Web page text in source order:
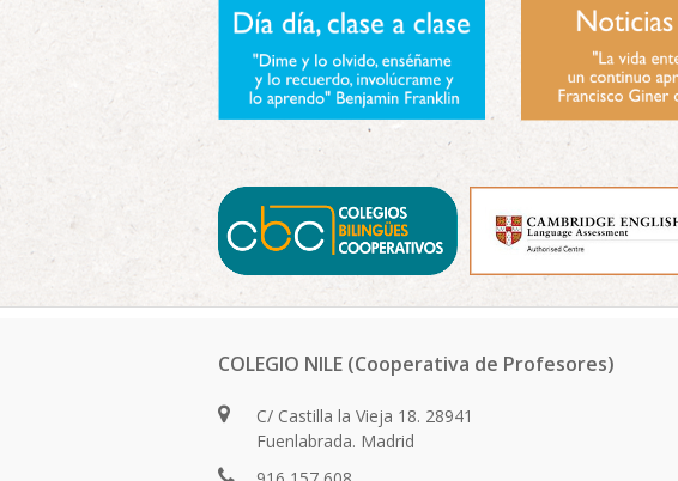
COLEGIO NILE (Cooperativa de Profesores)
C/ Castilla la Vieja 18. 28941
Fuenlabrada. Madrid